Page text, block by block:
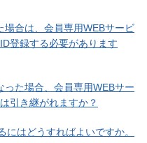
場合は、会員専用WEBサービ
登録する必要があります
た場合、会員専用WEBサー
引き継がれますか？
にはどうすればよいですか。